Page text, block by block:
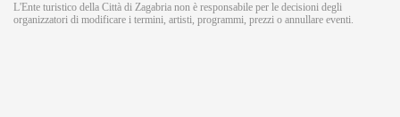
L'Ente turistico della Città di Zagabria non è responsabile per le decisioni degli
organizzatori di modificare i termini, artisti, programmi, prezzi o annullare eventi.